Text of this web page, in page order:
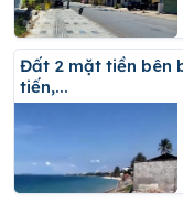
đất 2 mặt tiền bên biển đường nguyễn đình chiểu, hàm
tiến,...